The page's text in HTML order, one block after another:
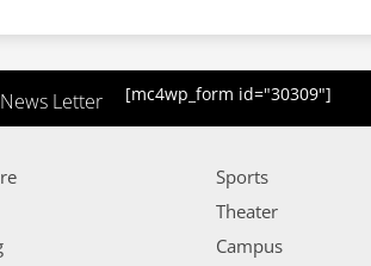
Letter [mc4wp_form id="30309"]
Sports
Theater
Campus